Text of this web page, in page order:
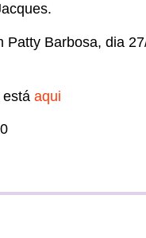
Patty Barbosa, dia
está aqui